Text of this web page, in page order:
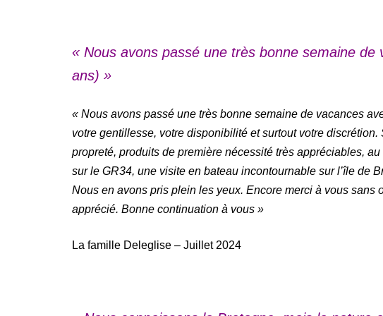
« Nous avons passé une très bonne semaine
ans) »
« Nous avons passé une très bonne semaine de vacances
votre gentillesse, votre disponibilité et surtout votre
propreté, produits de première nécessité très appréciables,
sur le GR34, une visite en bateau incontournable sur l’île de
Nous en avons pris plein les yeux. Encore merci à vous sans
apprécié. Bonne continuation à vous »
La famille Deleglise – Juillet 2024